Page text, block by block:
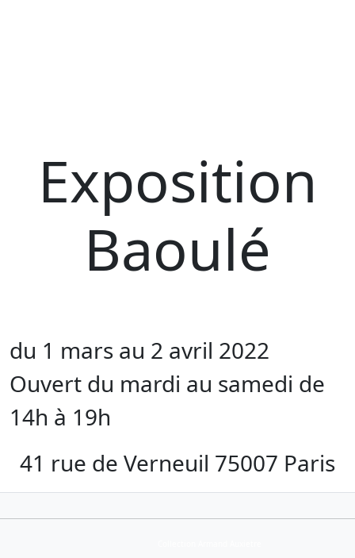
Exposition
Baoulé
du 1 mars au 2 avril 2022
Ouvert du mardi au samedi de
14h à 19h
41 rue de Verneuil 75007 Paris